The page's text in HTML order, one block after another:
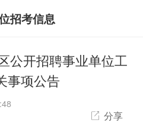
招考信息
公开招聘事业单位工
事项公告
分享